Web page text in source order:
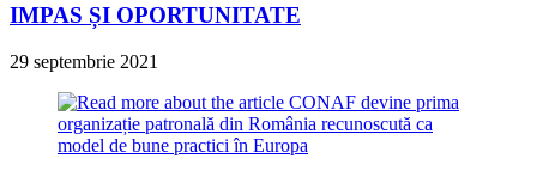
IMPAS ȘI OPORTUNITATE
29 septembrie 2021